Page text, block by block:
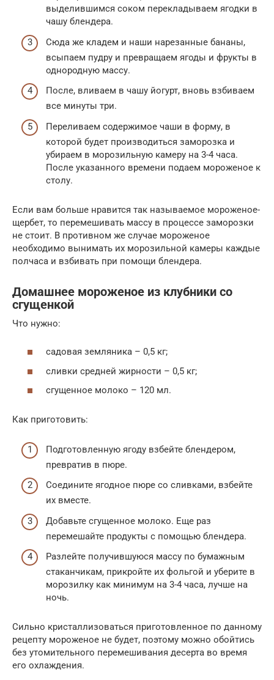
выделившимся соком перекладываем ягодки в
чашу блендера.
Сюда же кладем и наши нарезанные бананы,
всыпаем пудру и превращаем ягоды и фрукты в
однородную массу.
После, вливаем в чашу йогурт, вновь взбиваем
все минуты три.
Переливаем содержимое чаши в форму, в
которой будет производиться заморозка и
убираем в морозильную камеру на 3-4 часа.
После указанного времени подаем мороженое к
столу.
Если вам больше нравится так называемое мороженое-
щербет, то перемешивать массу в процессе заморозки
не стоит. В противном же случае мороженое
необходимо вынимать их морозильной камеры каждые
полчаса и взбивать при помощи блендера.
Домашнее мороженое из клубники со
сгущенкой
Что нужно:
садовая земляника – 0,5 кг;
сливки средней жирности – 0,5 кг;
сгущенное молоко – 120 мл.
Как приготовить:
Подготовленную ягоду взбейте блендером,
превратив в пюре.
Соедините ягодное пюре со сливками, взбейте
их вместе.
Добавьте сгущенное молоко. Еще раз
перемешайте продукты с помощью блендера.
Разлейте получившуюся массу по бумажным
стаканчикам, прикройте их фольгой и уберите в
морозилку как минимум на 3-4 часа, лучше на
ночь.
Сильно кристаллизоваться приготовленное по данному
рецепту мороженое не будет, поэтому можно обойтись
без утомительного перемешивания десерта во время
его охлаждения.